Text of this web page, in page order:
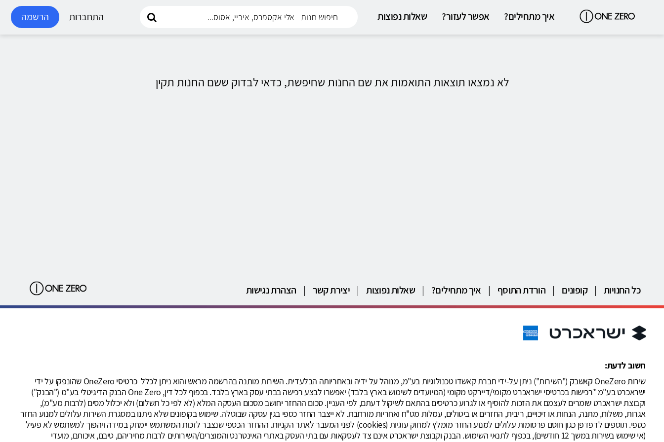
איך מתחילים? אפשר לעזור? שאלות נפוצות הרשמה התחברות
לא נמצאו תוצאות התואמות את שם החנות שחיפשת, כדאי לבדוק ששם החנות תקין
כל החנויות | קופונים | הורדת התוסף | איך מתחילים? | שאלות נפוצות | יצירת קשר | הצהרת נגישות
חשוב לדעת:
שירות OneZero קאשבק ("השירות") ניתן על-ידי חברת קאשדו טכנולוגיות בע"מ, מנוהל על ידיה ובאחריותה הבלעדית. השירות מותנה בהרשמה מראש והוא ניתן לכלל כרטיסי OneZero שהונפקו על ידי
ישראכרט בע"מ *רכישות בכרטיסי ישראכרט מקומי/דיירקט מקומי (המיועדים לשימוש בארץ בלבד) יאפשרו לבצע רכישה בבתי עסק בארץ בלבד. בכפוף לכל דין, One Zero הבנק הדיגיטלי בע"מ ("הבנק")
וקבוצת ישראכרט שומרים לעצמם את הזכות להוסיף או לגרוע כרטיסים בהתאם לשיקול דעתם, לפי העניין. סכום ההחזר יחושב מסכום העסקה המלא (לא לפי כל תשלום) ולא יכלול מסים (לרבות מע"מ),
אגרות, משלוח, מתנה, הנחות או זיכויים, ריבית, החזרים או ביטולים, עמלות מט"ח ואחריות מורחבת. לא ייצבר החזר כספי בגין עסקה שבוטלה. שימוש בקופונים שלא ניתנו במסגרת השירות עלולים למנוע החזר
כספי. תוספים לדפדפן כגון חוסם פרסומות עלולים למנוע החזר מומלץ למחוק עוגיות (cookies) לפני המעבר לאתר הקניות. ההחזר הכספי שנצבר לזכות המשתמש יימחק במידה ויהפוך למשתמש לא פעיל
(אי שימוש בשירות במשך 12 חודשים), בכפוף לתנאי השימוש. הבנק וקבוצת ישראכרט אינם צד לעסקאות עם בתי העסק באתרי האינטרנט והמוצרים/השירותים לרבות מחיריהם, טיבם, איכותם, מועדי